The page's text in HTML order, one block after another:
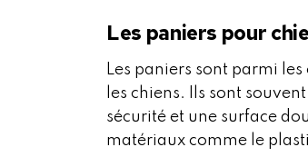
Les paniers pour
Les paniers sont parmi
les chiens. Ils sont
sécurité et une surface
matériaux comme le